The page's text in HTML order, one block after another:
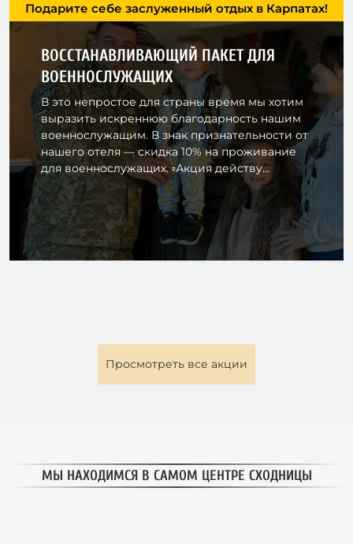
Подарите себе заслуженный отдых в Карпатах!
ВОССТАНАВЛИВАЮЩИЙ ПАКЕТ ДЛЯ
ВОЕННОСЛУЖАЩИХ
В это непростое для страны время мы хотим
выразить искреннюю благодарность нашим
военнослужащим. В знак признательности от
нашего отеля — скидка 10% на проживание
для военнослужащих. ▫️Акция действу...
Просмотреть все акции
МЫ НАХОДИМСЯ В САМОМ ЦЕНТРЕ СХОДНИЦЫ